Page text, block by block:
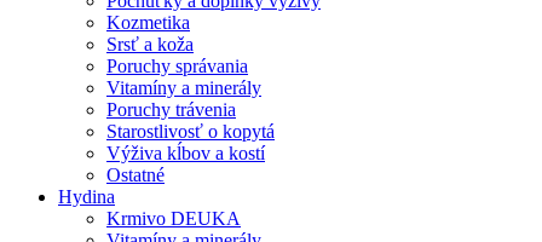
Kozmetika
Srsť a koža
Poruchy správania
Vitamíny a minerály
Poruchy trávenia
Starostlivosť o kopytá
Výživa kĺbov a kostí
Ostatné
Hydina
Krmivo DEUKA